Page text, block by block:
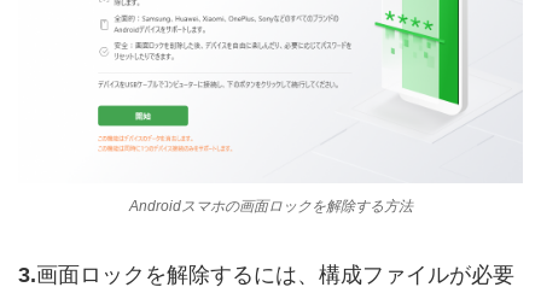
Androidスマホの画面ロックを解除する方法
3.画面ロックを解除するには、構成ファイルが必要